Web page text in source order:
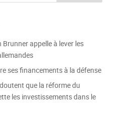
appelle à lever les
ses financements à la défense
que la réforme du
les investissements dans le